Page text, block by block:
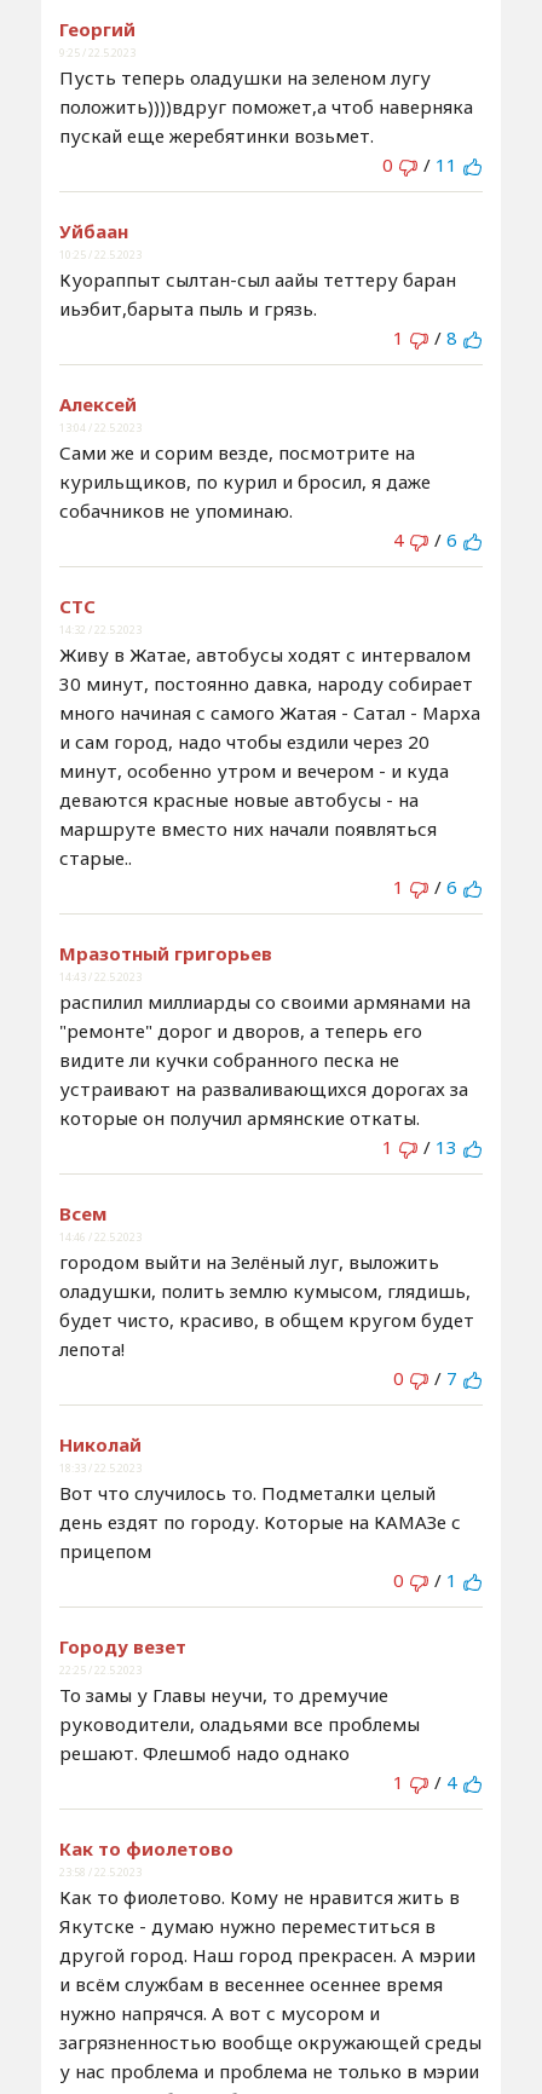
Георгий
9:25 / 22.5.2023
Пусть теперь оладушки на зеленом лугу
положить))))вдруг поможет,а чтоб наверняка
пускай еще жеребятинки возьмет.
0
/ 11
Уйбаан
10:25 / 22.5.2023
Куораппыт сылтан-сыл аайы теттеру баран
иьэбит,барыта пыль и грязь.
1
/ 8
Алексей
13:04 / 22.5.2023
Сами же и сорим везде, посмотрите на
курильщиков, по курил и бросил, я даже
собачников не упоминаю.
4
/ 6
СТС
14:32 / 22.5.2023
Живу в Жатае, автобусы ходят с интервалом
30 минут, постоянно давка, народу собирает
много начиная с самого Жатая - Сатал - Марха
и сам город, надо чтобы ездили через 20
минут, особенно утром и вечером - и куда
деваются красные новые автобусы - на
маршруте вместо них начали появляться
старые..
1
/ 6
Мразотный григорьев
14:43 / 22.5.2023
распилил миллиарды со своими армянами на
"ремонте" дорог и дворов, а теперь его
видите ли кучки собранного песка не
устраивают на разваливающихся дорогах за
которые он получил армянские откаты.
1
/ 13
Всем
14:46 / 22.5.2023
городом выйти на Зелёный луг, выложить
оладушки, полить землю кумысом, глядишь,
будет чисто, красиво, в общем кругом будет
лепота!
0
/ 7
Николай
18:33 / 22.5.2023
Вот что случилось то. Подметалки целый
день ездят по городу. Которые на КАМАЗе с
прицепом
0
/ 1
Городу везет
22:25 / 22.5.2023
То замы у Главы неучи, то дремучие
руководители, оладьями все проблемы
решают. Флешмоб надо однако
1
/ 4
Как то фиолетово
23:58 / 22.5.2023
Как то фиолетово. Кому не нравится жить в
Якутске - думаю нужно переместиться в
другой город. Наш город прекрасен. А мэрии
и всём службам в весеннее осеннее время
нужно напрячся. А вот с мусором и
загрязненностью вообще окружающей среды
у нас проблема и проблема не только в мэрии